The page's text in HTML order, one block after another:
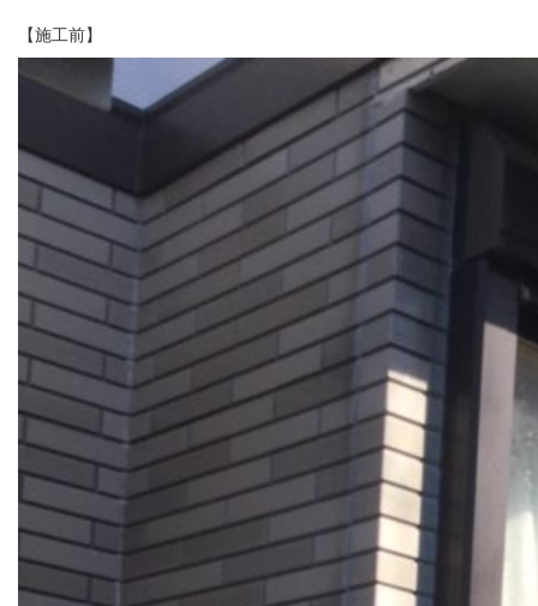
【施工前】